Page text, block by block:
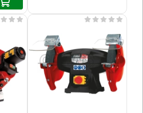
       